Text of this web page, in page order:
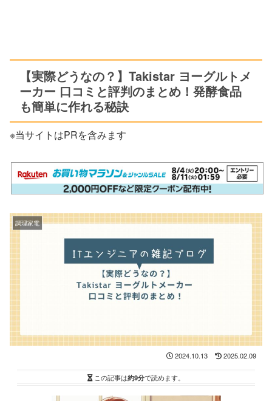
【実際どうなの？】Takistar ヨーグルトメ
ーカー 口コミと評判のまとめ！発酵食品
も簡単に作れる秘訣
※当サイトはPRを含みます
調理家電
2024.10.13 2025.02.09
この記事は約9分で読めます。